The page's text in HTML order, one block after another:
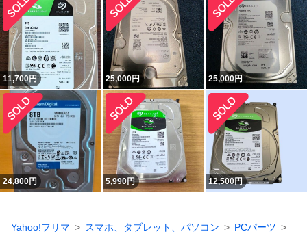
11,700円 25,000円 25,000円
24,800円 5,990円 12,500円
Yahoo!フリマ スマホ、タブレット、パソコン
PCパーツ